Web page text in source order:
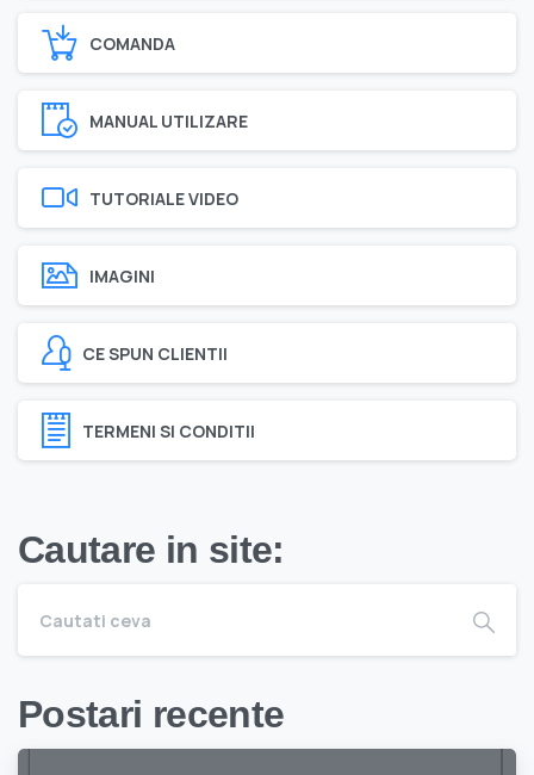
COMANDA
MANUAL UTILIZARE
TUTORIALE VIDEO
IMAGINI
CE SPUN CLIENTII
TERMENI SI CONDITII
Cautare in site:
Postari recente